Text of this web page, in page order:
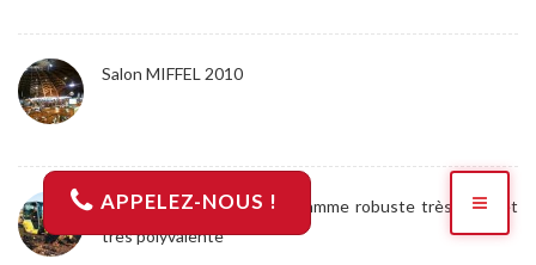
APPELEZ-NOUS !
Salon MIFFEL 2010
Mini Pelles Yanmar : une gamme robuste très large et
très polyvalente